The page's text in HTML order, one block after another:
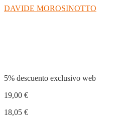
DAVIDE MOROSINOTTO
5% descuento exclusivo web
19,00 €
18,05 €